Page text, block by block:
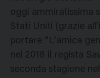
oggi ammiratissima
Stati Uniti (grazie
portare “L’amica
nel 2018 il regista
seconda stagione